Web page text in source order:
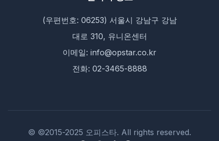
(우편번호: 06253) 서울시 강남구 강남
대로 310, 유니온센터
이메일: info@opstar.co.kr
전화: 02-3465-8888
© ©2015-2025 오피스타. All rights reserved.